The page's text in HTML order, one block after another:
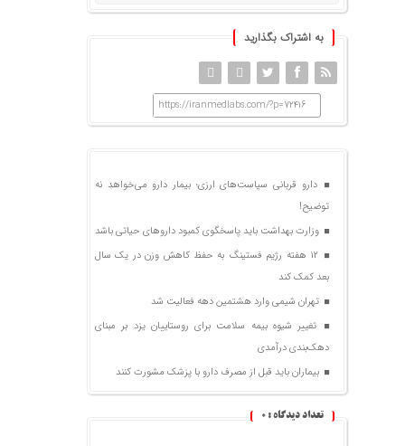
به اشتراک بگذارید
https://iranmedlabs.com/?p=72416
دارو قربانی سیاست‌های ارزی؛ بیمار دارو می‌خواهد نه
توضیح!
وزارت بهداشت باید پاسخگوی کمبود داروهای حیاتی باشد
۱۲ هفته رژیم فستینگ به حفظ کاهش وزن در یک سال
بعد کمک کند
تهران شیمی وارد هشتمین دهه فعالیت شد
تغییر شیوه بیمه سلامت برای روستاییان یزد بر مبنای
دهک‌بندی درآمدی
بیماران باید قبل از مصرف دارو با پزشک مشورت کنند
تعداد دیدگاه : 0